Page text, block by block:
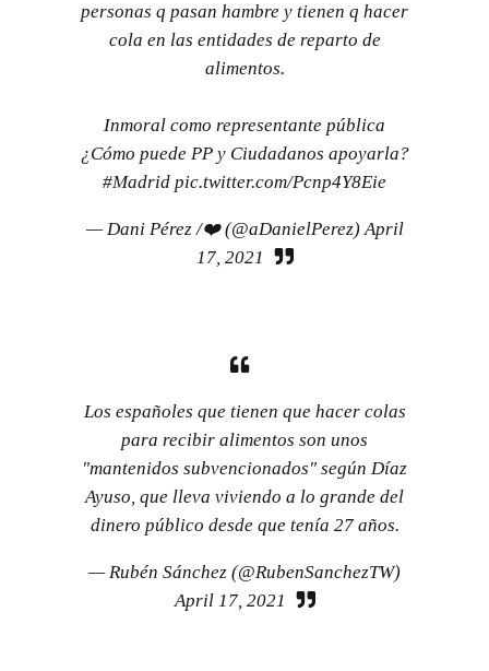
personas q pasan hambre y tienen q hacer
cola en las entidades de reparto de
alimentos.
Inmoral como representante pública
¿Cómo puede PP y Ciudadanos apoyarla?
#Madrid pic.twitter.com/Pcnp4Y8Eie
— Dani Pérez /❤️ (@aDanielPerez)April
17, 2021
Los españoles que tienen que hacer colas
para recibir alimentos son unos
"mantenidos subvencionados" según Díaz
Ayuso, que lleva viviendo a lo grande del
dinero público desde que tenía 27 años.
— Rubén Sánchez (@RubenSanchezTW)
April 17, 2021